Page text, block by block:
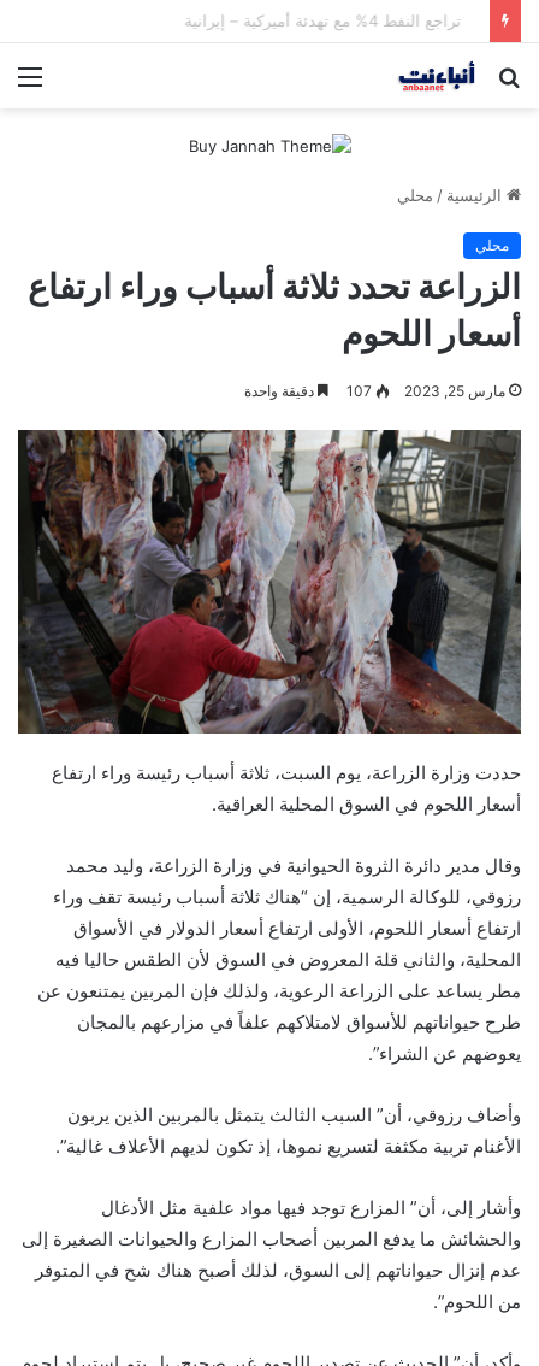
بحث
الرئيسية / محلي
محلي
الزراعة تحدد ثلاثة أسباب وراء ارتفاع
أسعار اللحوم
مارس 25, 2023 107 دقيقة واحدة
حددت وزارة الزراعة، يوم السبت، ثلاثة أسباب رئيسة وراء ارتفاع
أسعار اللحوم في السوق المحلية العراقية.
وقال مدير دائرة الثروة الحيوانية في وزارة الزراعة، وليد محمد
رزوقي، للوكالة الرسمية، إن “هناك ثلاثة أسباب رئيسة تقف وراء
ارتفاع أسعار اللحوم، الأولى ارتفاع أسعار الدولار في الأسواق
المحلية، والثاني قلة المعروض في السوق لأن الطقس حاليا فيه
مطر يساعد على الزراعة الرعوية، ولذلك فإن المربين يمتنعون عن
طرح حيواناتهم للأسواق لامتلاكهم علفاً في مزارعهم بالمجان
يعوضهم عن الشراء”.
وأضاف رزوقي، أن” السبب الثالث يتمثل بالمربين الذين يربون
الأغنام تربية مكثفة لتسريع نموها، إذ تكون لديهم الأعلاف غالية”.
وأشار إلى، أن” المزارع توجد فيها مواد علفية مثل الأدغال
والحشائش ما يدفع المربين أصحاب المزارع والحيوانات الصغيرة إلى
عدم إنزال حيواناتهم إلى السوق، لذلك أصبح هناك شح في المتوفر
من اللحوم”.